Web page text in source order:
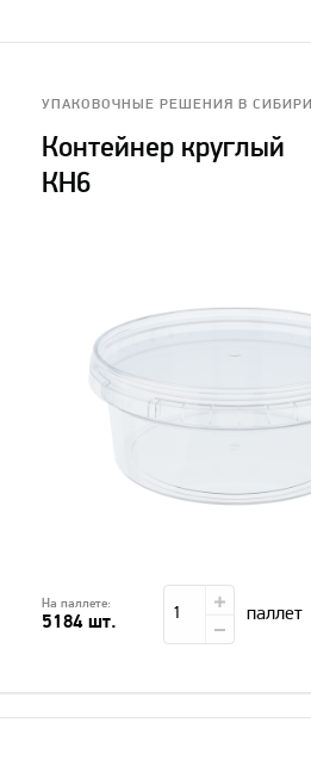
УПАКОВОЧНЫЕ РЕШЕНИЯ В CИБИРИ
Контейнер круглый
КН6
На паллете:
5184 шт. паллет